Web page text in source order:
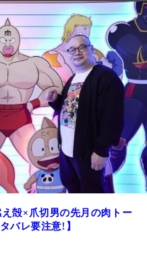
え殻×爪切男の先月の肉トー
バレ要注意!】